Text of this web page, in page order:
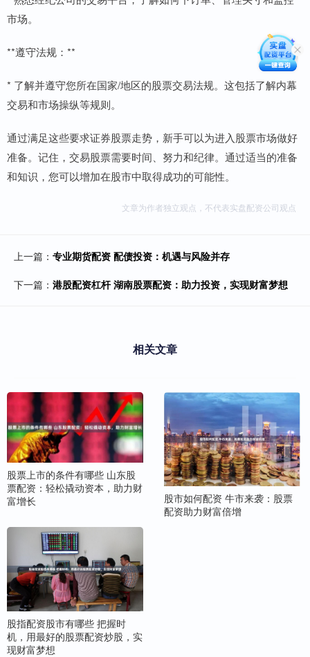
市场。
**遵守法规：**
* 了解并遵守您所在国家/地区的股票交易法规。这包括了解内幕
交易和市场操纵等规则。
通过满足这些要求证券股票走势，新手可以为进入股票市场做好
准备。记住，交易股票需要时间、努力和纪律。通过适当的准备
和知识，您可以增加在股市中取得成功的可能性。
文章为作者独立观点，不代表实盘配资公司观点
上一篇： 专业期货配资 配债投资：机遇与风险并存
下一篇： 港股配资杠杆 湖南股票配资：助力投资，实现财富梦想
相关文章
股票上市的条件有哪些 山东股
票配资：轻松撬动资本，助力财
富增长
股市如何配资 牛市来袭：股票
配资助力财富倍增
股指配资股市有哪些 把握时
机，用最好的股票配资炒股，实
现财富梦想